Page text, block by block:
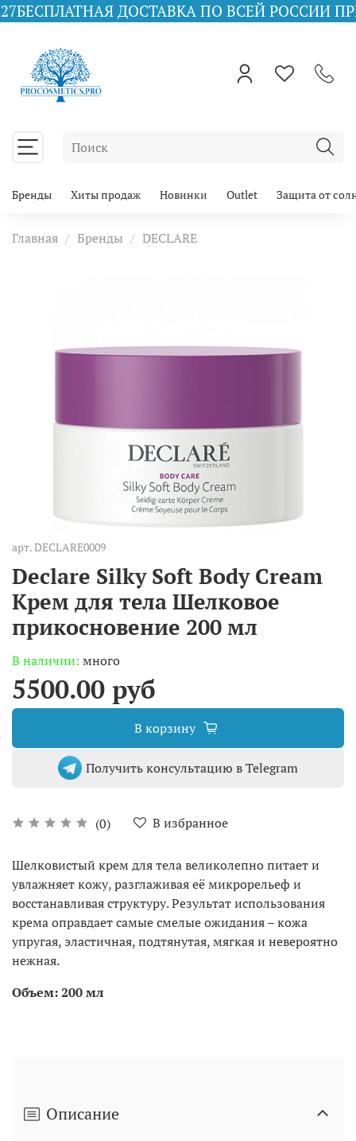
ДОСТАВКА ПО ВСЕЙ РОССИИ ПРИ ЗАКАЗЕ
Бренды Хиты продаж Новинки Outlet Защита от
Главная Бренды DECLARE
арт.DECLARE0009
Declare Silky Soft Body Cream
Крем для тела Шелковое
прикосновение 200 мл
(0) В избранное
В наличии: много
5500.00 руб
В корзину
Получить консультацию в Telegram
Шелковистый крем для тела великолепно питает и
увлажняет кожу, разглаживая её микрорельеф и
восстанавливая структуру. Результат использования
крема оправдает самые смелые ожидания – кожа
упругая, эластичная, подтянутая, мягкая и невероятно
нежная.
Объем: 200 мл
Описание